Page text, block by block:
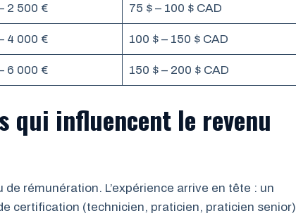
2 500 € 75 $ – 100 $ CAD
4 000 € 100 $ – 150 $ CAD
6 000 € 150 $ – 200 $ CAD
qui influencent le revenu
rémunération. L’expérience arrive en tête : un
certification (technicien, praticien, praticien senior)